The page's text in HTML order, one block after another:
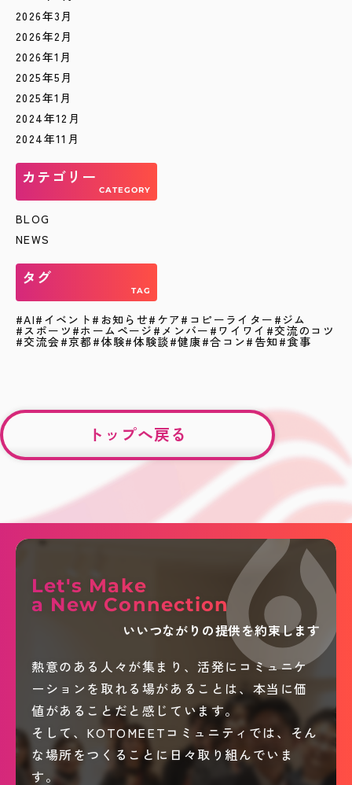
2026年3月
2026年2月
2026年1月
2025年5月
2025年1月
2024年12月
2024年11月
カテゴリー
CATEGORY
BLOG
NEWS
タグ
TAG
AI イベント お知らせ ケア コピーライター ジム
スポーツ ホームページ メンバー ワイワイ 交流のコツ
交流会 京都 体験 体験談 健康 合コン 告知 食事
トップへ戻る
Let's Make
a New Connection
いいつながりの提供を約束します
熱意のある人々が集まり、活発にコミュニケ
ーションを取れる場があることは、本当に価
値があることだと感じています。
そして、KOTOMEETコミュニティでは、そん
な場所をつくることに日々取り組んでいま
す。